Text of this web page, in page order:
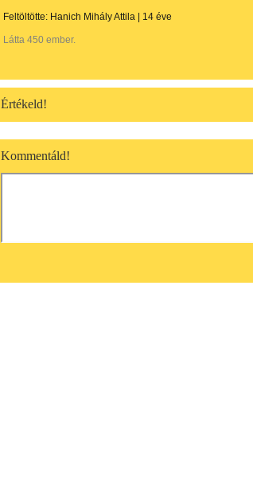
Feltöltötte: Hanich Mihály Attila 14 éve
Látta 450 ember.
Értékeld!
Kommentáld!